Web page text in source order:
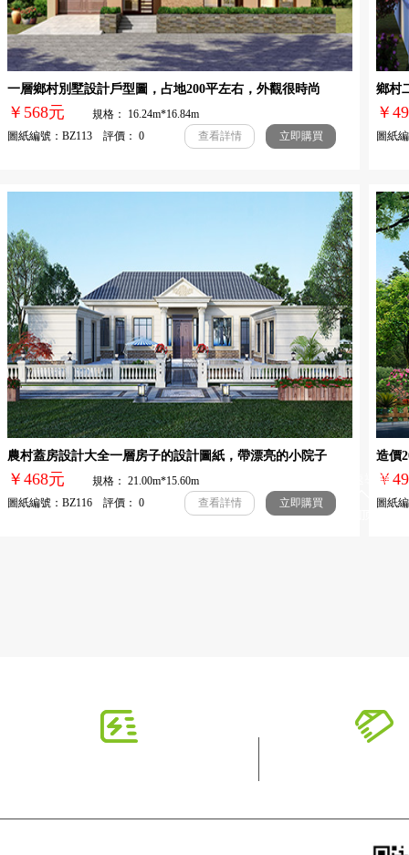
一層鄉村別墅設計戶型圖，占地200平左右，外觀很時尚
￥568元
規格： 16.24m*16.84m
圖紙編號：BZ113 評價： 0
查看詳情 立即購買
鄉村
￥
圖紙編
農村蓋房設計大全一層房子的設計圖紙，帶漂亮的小院子
￥468元
規格： 21.00m*15.60m
圖紙編號：BZ116 評價： 0
查看詳情 立即購買
造價
￥
圖紙編
快速導航